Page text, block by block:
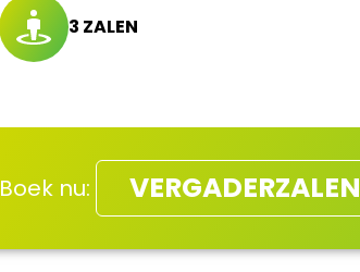
3 ZALEN
Boek nu: VERGADERZALEN